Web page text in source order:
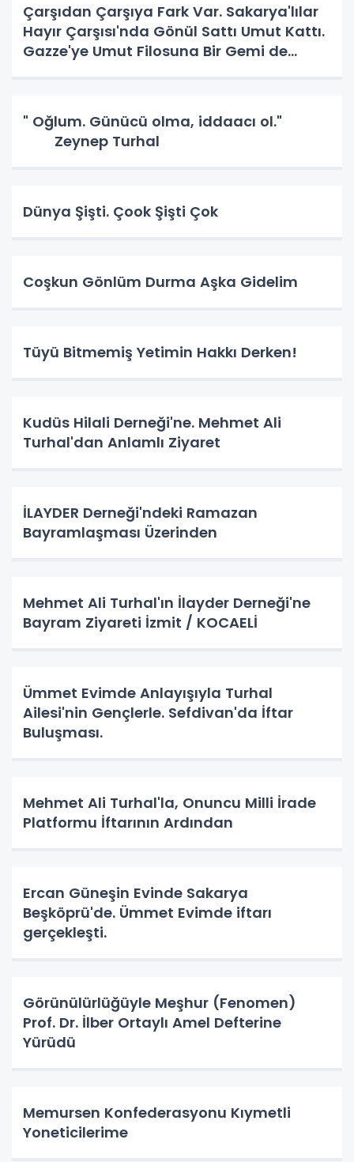
Çarşıdan Çarşıya Fark Var. Sakarya'lılar
Hayır Çarşısı'nda Gönül Sattı Umut Kattı.
Gazze'ye Umut Filosuna Bir Gemi de
" Oğlum. Günücü olma, iddaacı ol."
Zeynep Turhal
Dünya Şişti. Çook Şişti Çok
Coşkun Gönlüm Durma Aşka Gidelim
Tüyü Bitmemiş Yetimin Hakkı Derken!
Kudüs Hilali Derneği'ne. Mehmet Ali
Turhal'dan Anlamlı Ziyaret
İLAYDER Derneği'ndeki Ramazan
Bayramlaşması Üzerinden
Mehmet Ali Turhal'ın İlayder Derneği'ne
Bayram Ziyareti İzmit / KOCAELİ
Ümmet Evimde Anlayışıyla Turhal
Ailesi'nin Gençlerle. Sefdivan'da İftar
Buluşması.
Mehmet Ali Turhal'la, Onuncu Milli İrade
Platformu İftarının Ardından
Ercan Güneşin Evinde Sakarya
Beşköprü'de. Ümmet Evimde iftarı
gerçekleşti.
Görünülürlüğüyle Meşhur (Fenomen)
Prof. Dr. İlber Ortaylı Amel Defterine
Yürüdü
Memursen Konfederasyonu Kıymetli
Yoneticilerime